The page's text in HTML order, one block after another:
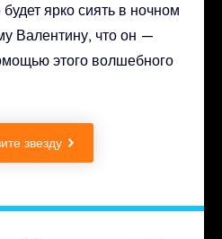
ярко сиять в ночном
Валентину, что он —
этого волшебного
звезду